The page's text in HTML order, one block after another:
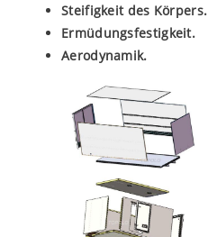
Steifigkeit des Körpers.
Ermüdungsfestigkeit.
Aerodynamik.